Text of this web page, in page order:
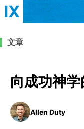
文章
向成功神
Allen Duty